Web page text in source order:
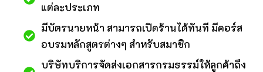
แต่ละประเภท
มีบัตรนายหน้า สามารถเปิดร้านได้ทันที มีคอร์ส
อบรมหลักสูตรต่างๆ สำหรับสมาชิก
บริษัทบริการจัดส่งเอกสารกรมธรรม์ให้ลูกค้าถึง